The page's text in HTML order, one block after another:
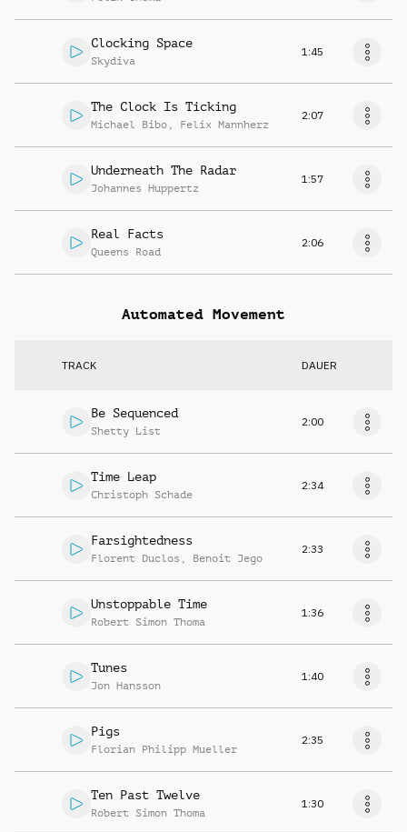
Clocking Space
Skydiva
1:45
The Clock Is Ticking
Michael Bibo , Felix Mannherz
2:07
Underneath The Radar
Johannes Huppertz
1:57
Real Facts
Queens Road
2:06
Automated Movement
TRACK DAUER
Be Sequenced
Shetty List
2:00
Time Leap
Christoph Schade
2:34
Farsightedness
Florent Duclos , Benoit Jego
2:33
Unstoppable Time
Robert Simon Thoma
1:36
Tunes
Jon Hansson
1:40
Pigs
Florian Philipp Mueller
2:35
Ten Past Twelve
Robert Simon Thoma
1:30